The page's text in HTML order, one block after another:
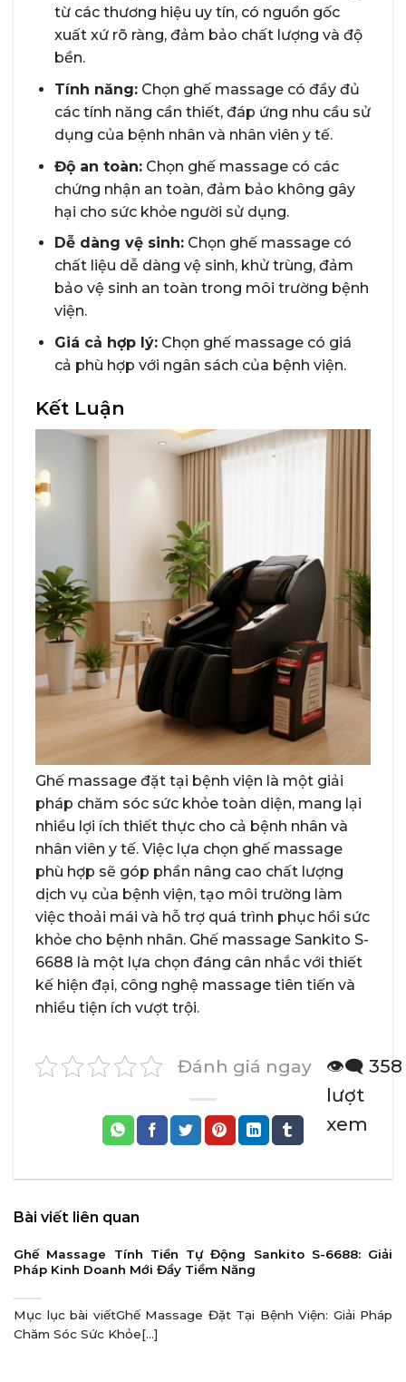
từ các thương hiệu uy tín, có nguồn gốc
xuất xứ rõ ràng, đảm bảo chất lượng và độ
bền.
Tính năng:Chọn ghế massage có đầy đủ
các tính năng cần thiết, đáp ứng nhu cầu sử
dụng của bệnh nhân và nhân viên y tế.
Độ an toàn:Chọn ghế massage có các
chứng nhận an toàn, đảm bảo không gây
hại cho sức khỏe người sử dụng.
Dễ dàng vệ sinh:Chọn ghế massage có
chất liệu dễ dàng vệ sinh, khử trùng, đảm
bảo vệ sinh an toàn trong môi trường bệnh
viện.
Giá cả hợp lý:Chọn ghế massage có giá
cả phù hợp với ngân sách của bệnh viện.
Kết Luận
Ghế massage đặt tại bệnh viện là một giải
pháp chăm sóc sức khỏe toàn diện, mang lại
nhiều lợi ích thiết thực cho cả bệnh nhân và
nhân viên y tế. Việc lựa chọn ghế massage
phù hợp sẽ góp phần nâng cao chất lượng
dịch vụ của bệnh viện, tạo môi trường làm
việc thoải mái và hỗ trợ quá trình phục hồi sức
khỏe cho bệnh nhân. Ghế massage Sankito S-
6688 là một lựa chọn đáng cân nhắc với thiết
kế hiện đại, công nghệ massage tiên tiến và
nhiều tiện ích vượt trội.
Đánh giá ngay
👁️‍🗨️ 358
lượt
xem
Bài viết liên quan
Ghế Massage Tính Tiền Tự Động Sankito S-6688: Giải
Pháp Kinh Doanh Mới Đầy Tiềm Năng
Mục lục bài viếtGhế Massage Đặt Tại Bệnh Viện: Giải Pháp
Chăm Sóc Sức Khỏe[...]